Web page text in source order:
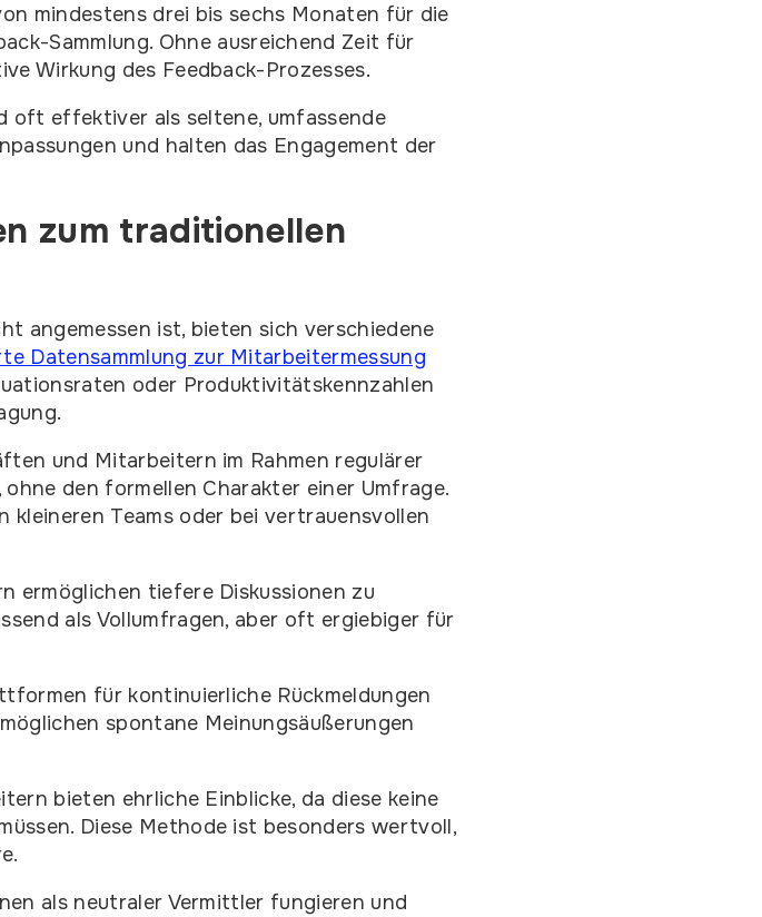
mindestens drei bis sechs Monaten für die
Sammlung. Ohne ausreichend Zeit für
Wirkung des Feedback-Prozesses.
oft effektiver als seltene, umfassende
und halten das Engagement der
zum traditionellen
angemessen ist, bieten sich verschiedene
Datensammlung zur Mitarbeitermessung
oder Produktivitätskennzahlen
und Mitarbeitern im Rahmen regulärer
den formellen Charakter einer Umfrage.
Teams oder bei vertrauensvollen
ermöglichen tiefere Diskussionen zu
als Vollumfragen, aber oft ergiebiger für
für kontinuierliche Rückmeldungen
spontane Meinungsäußerungen
bieten ehrliche Einblicke, da diese keine
Diese Methode ist besonders wertvoll,
als neutraler Vermittler fungieren und